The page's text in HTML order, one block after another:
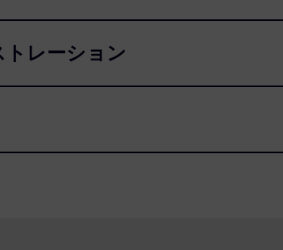
レーション